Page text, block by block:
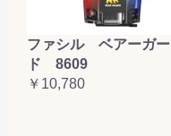
ファシル ベアーガー
ド 8609
￥10,780